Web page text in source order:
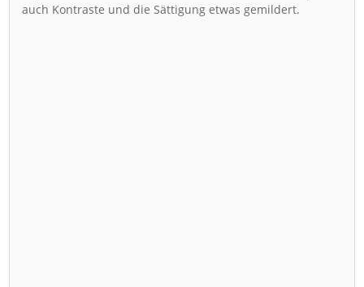
auch Kontraste und die Sättigung etwas gemildert.